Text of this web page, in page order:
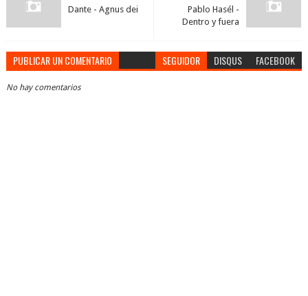
Pablo Hasél -
Dentro y fuera
Dante - Agnus dei
PUBLICAR UN COMENTARIO SEGUIDOR DISQUS FACEBOOK
No hay comentarios